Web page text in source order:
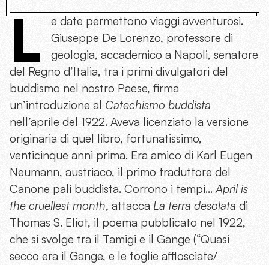
L
e date permettono viaggi avventurosi.
Giuseppe De Lorenzo, professore di
geologia, accademico a Napoli, senatore
del Regno d’Italia, tra i primi divulgatori del
buddismo nel nostro Paese, firma
un’introduzione al Catechismo buddista
nell’aprile del 1922. Aveva licenziato la versione
originaria di quel libro, fortunatissimo,
venticinque anni prima. Era amico di Karl Eugen
Neumann, austriaco, il primo traduttore del
Canone pali buddista. Corrono i tempi…April is
the cruellest month, attacca La terra desolata di
Thomas S. Eliot, il poema pubblicato nel 1922,
che si svolge tra il Tamigi e il Gange (“Quasi
secco era il Gange, e le foglie afflosciate/